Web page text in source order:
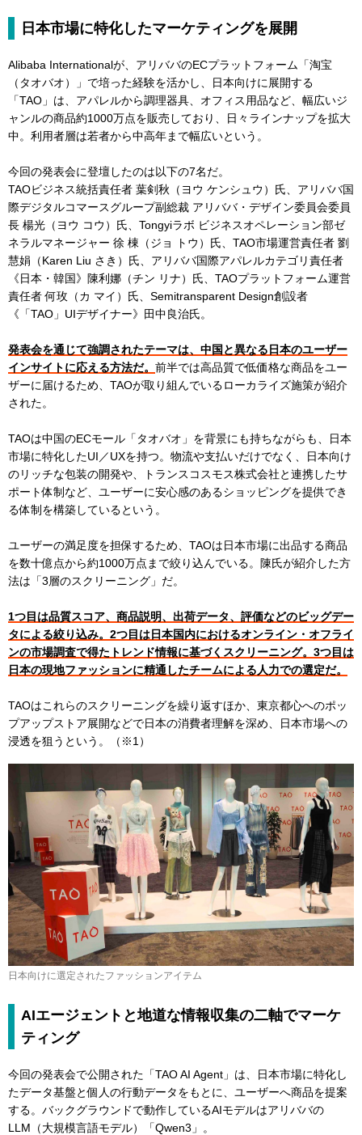
日本市場に特化したマーケティングを展開
Alibaba Internationalが、アリババのECプラットフォーム「淘宝
（タオバオ）」で培った経験を活かし、日本向けに展開する
「TAO」は、アパレルから調理器具、オフィス用品など、幅広いジ
ャンルの商品約1000万点を販売しており、日々ラインナップを拡大
中。利用者層は若者から中高年まで幅広いという。
今回の発表会に登壇したのは以下の7名だ。
TAOビジネス統括責任者 葉剣秋（ヨウ ケンシュウ）氏、アリババ国
際デジタルコマースグループ副総裁 アリババ・デザイン委員会委員
長 楊光（ヨウ コウ）氏、Tongyiラボ ビジネスオペレーション部ゼ
ネラルマネージャー 徐 棟（ジョ トウ）氏、TAO市場運営責任者 劉
慧娟（Karen Liu さき）氏、アリババ国際アパレルカテゴリ責任者
《日本・韓国》陳利娜（チン リナ）氏、TAOプラットフォーム運営
責任者 何玫（カ マイ）氏、Semitransparent Design創設者
《「TAO」UIデザイナー》田中良治氏。
発表会を通じて強調されたテーマは、中国と異なる日本のユーザー
インサイトに応える方法だ。 前半では高品質で低価格な商品をユー
ザーに届けるため、TAOが取り組んでいるローカライズ施策が紹介
された。
TAOは中国のECモール「タオバオ」を背景にも持ちながらも、日本
市場に特化したUI／UXを持つ。物流や支払いだけでなく、日本向け
のリッチな包装の開発や、トランスコスモス株式会社と連携したサ
ポート体制など、ユーザーに安心感のあるショッピングを提供でき
る体制を構築しているという。
ユーザーの満足度を担保するため、TAOは日本市場に出品する商品
を数十億点から約1000万点まで絞り込んでいる。陳氏が紹介した方
法は「3層のスクリーニング」だ。
1つ目は品質スコア、商品説明、出荷データ、評価などのビッグデー
タによる絞り込み。2つ目は日本国内におけるオンライン・オフライ
ンの市場調査で得たトレンド情報に基づくスクリーニング。3つ目は
日本の現地ファッションに精通したチームによる人力での選定だ。
TAOはこれらのスクリーニングを繰り返すほか、東京都心へのポッ
プアップストア展開などで日本の消費者理解を深め、日本市場への
浸透を狙うという。（※1）
日本向けに選定されたファッションアイテム
AIエージェントと地道な情報収集の二軸でマーケ
ティング
今回の発表会で公開された「TAO AI Agent」は、日本市場に特化し
たデータ基盤と個人の行動データをもとに、ユーザーへ商品を提案
する。バックグラウンドで動作しているAIモデルはアリババの
LLM（大規模言語モデル）「Qwen3」。